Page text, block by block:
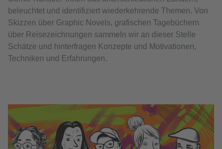
beleuchtet und identifiziert wiederkehrende Themen. Von
Skizzen über Graphic Novels, grafischen Tagebüchern
über Reisezeichnungen sammeln wir an dieser Stelle
Schätze und hinterfragen Konzepte und Motivationen,
Techniken und Erfahrungen.